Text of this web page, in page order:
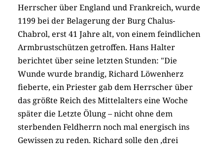
Herrscher über England und Frankreich, wurde
1199 bei der Belagerung der Burg Chalus-
Chabrol, erst 41 Jahre alt, von einem feindlichen
Armbrustschützen getroffen. Hans Halter
berichtet über seine letzten Stunden: "Die
Wunde wurde brandig, Richard Löwenherz
fieberte, ein Priester gab dem Herrscher über
das größte Reich des Mittelalters eine Woche
später die Letzte Ölung – nicht ohne dem
sterbenden Feldherrn noch mal energisch ins
Gewissen zu reden. Richard solle den ‚drei